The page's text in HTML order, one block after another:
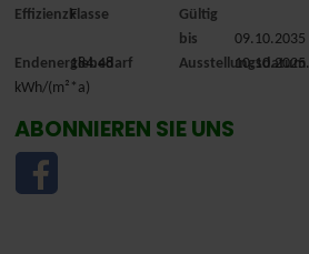
Effizienzklasse
F
Gültig
bis
09.10.2035
Endenergiebedarf
184.48
kWh/(m²*a)
Ausstellungsdatum
10.10.2025.
ABONNIEREN SIE UNS